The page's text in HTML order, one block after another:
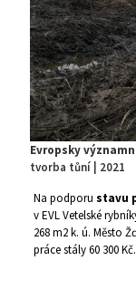
Evropsky
tvorba tůní | 2021
Na podporu stavu
v EVL Vetelské
268 m2 k. ú. Město
práce stály 60 300 Kč.